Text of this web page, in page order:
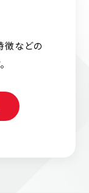
徴などの